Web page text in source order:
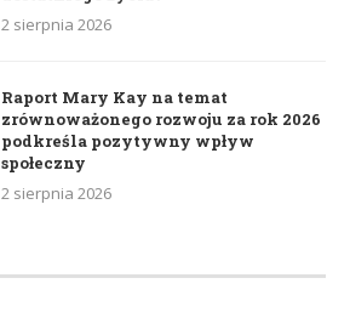
2 sierpnia 2026
Raport Mary Kay na temat
zrównoważonego rozwoju za rok 2026
podkreśla pozytywny wpływ
społeczny
2 sierpnia 2026